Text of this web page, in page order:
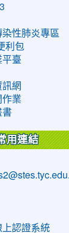
性肺炎專區
利包
平臺
網
作業
書
用連結
上認證系統